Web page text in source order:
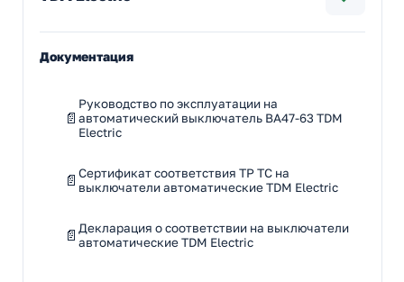
Документация
Руководство по эксплуатации на
автоматический выключатель ВА47-63 TDM
Electric
Сертификат соответствия ТР ТС на
выключатели автоматические TDM Electric
Декларация о соответствии на выключатели
автоматические TDM Electric